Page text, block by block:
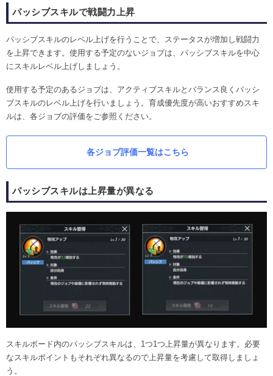
パッシブスキルで戦闘力上昇
パッシブスキルのレベル上げを行うことで、ステータスが増加し戦闘力
を上昇できます。使用する予定のないジョブは、パッシブスキルを中心
にスキルレベル上げしましょう。
使用する予定のあるジョブは、アクティブスキルとバランス良くパッシ
ブスキルのレベル上げを行いましょう。育成優先度が高いおすすめスキ
ルは、各ジョブの評価をご参照ください。
各ジョブ評価一覧はこちら
パッシブスキルは上昇量が異なる
スキルボード内のパッシブスキルは、1つ1つ上昇量が異なります。必要
なスキルポイントもそれぞれ異なるので上昇量を考慮して取得しましょ
う。